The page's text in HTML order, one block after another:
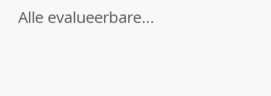
Alle evalueerbare...